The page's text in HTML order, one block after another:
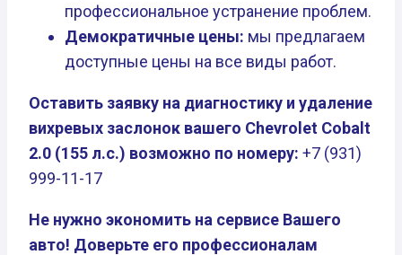
профессиональное устранение проблем.
Демократичные цены: мы предлагаем
доступные цены на все виды работ.
Оставить заявку на диагностику и удаление
вихревых заслонок вашего Chevrolet Cobalt
2.0 (155 л.с.) возможно по номеру: +7 (931)
999-11-17
Не нужно экономить на сервисе Вашего
авто! Доверьте его профессионалам